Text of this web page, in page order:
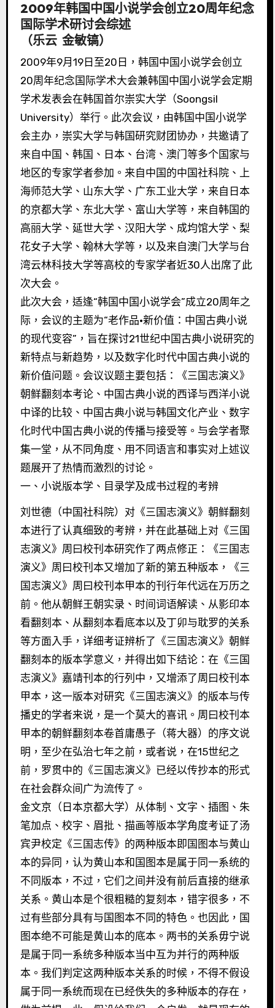
2009年韩国中国小说学会创立20周年纪念
国际学术研讨会综述
（乐云 金敏镐）
2009年9月19日至20日，韩国中国小说学会创立
20周年纪念国际学术大会兼韩国中国小说学会定期
学术发表会在韩国首尔崇实大学（Soongsil
University）举行。此次会议，由韩国中国小说学
会主办，崇实大学与韩国研究财团协办，共邀请了
来自中国、韩国、日本、台湾、澳门等多个国家与
地区的专家学者参加。来自中国的中国社科院、上
海师范大学、山东大学、广东工业大学，来自日本
的京都大学、东北大学、富山大学等，来自韩国的
高丽大学、延世大学、汉阳大学、成均馆大学、梨
花女子大学、翰林大学等，以及来自澳门大学与台
湾云林科技大学等高校的专家学者近30人出席了此
次大会。
此次大会，适逢“韩国中国小说学会”成立20周年之
际，会议的主题为“老作品·新价值：中国古典小说
的现代变容”，旨在探讨21世纪中国古典小说研究的
新特点与新趋势，以及数字化时代中国古典小说的
新价值问题。会议议题主要包括：《三国志演义》
朝鲜翻刻本考论、中国古典小说的西译与西洋小说
中译的比较、中国古典小说与韩国文化产业、数字
化时代中国古典小说的传播与接受等。与会学者聚
集一堂，从不同角度、用不同语言和事实对上述议
题展开了热情而激烈的讨论。
一、小说版本学、目录学及成书过程的考辨
刘世德（中国社科院）对《三国志演义》朝鲜翻刻
本进行了认真细致的考辨，并在此基础上对《三国
志演义》周曰校刊本研究作了两点修正：《三国志
演义》周曰校刊本又增加了新的第五种版本，《三
国志演义》周曰校刊本甲本的刊行年代远在万历之
前。他从朝鲜王朝实录、时间词语解读、从影印本
看翻刻本、从翻刻本看底本以及丁卯与耽罗的关系
等方面入手，详细考证辨析了《三国志演义》朝鲜
翻刻本的版本学意义，并得出如下结论：在《三国
志演义》嘉靖刊本的行列中，又增添了周曰校刊本
甲本，这一版本对研究《三国志演义》的版本与传
播史的学者来说，是一个莫大的喜讯。周曰校刊本
甲本的朝鲜翻刻本卷首庸愚子（蒋大器）的序文说
明，至少在弘治七年之前，或者说，在15世纪之
前，罗贯中的《三国志演义》已经以传抄本的形式
在社会群众间广为流传了。
金文京（日本京都大学）从体制、文字、插图、朱
笔加点、校字、眉批、描画等版本学角度考证了汤
宾尹校定《三国志传》的两种版本即国图本与黄山
本的异同，认为黄山本和国图本是属于同一系统的
不同版本，不过，它们之间并没有前后直接的继承
关系。黄山本是个很粗糙的复刻本，错字很多，不
过有些部分具有与国图本不同的特色。也因此，国
图本绝不可能是黄山本的底本。两书的关系毋宁说
是属于同一系统多种版本当中互为并行的两种版
本。我们判定这两种版本关系的时候，不得不假设
属于同一系统而现在已经佚失的多种版本的存在，